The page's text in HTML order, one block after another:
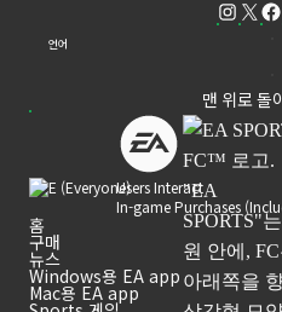
언어
맨 위로 돌
Users Interact
In-game Purchases
홈
구매
뉴스
Windows용 EA app
Mac용 EA app